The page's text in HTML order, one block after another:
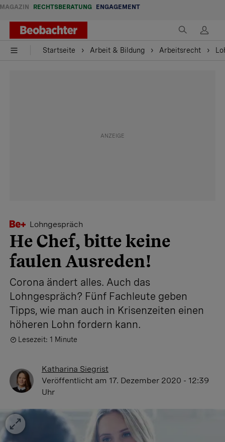
MAGAZIN RECHTSBERATUNG ENGAGEMENT
Startseite Arbeit & Bildung Arbeitsrecht
Lohngespräch
He Chef, bitte keine
faulen Ausreden!
Corona ändert alles. Auch das
Lohngespräch? Fünf Fachleute geben
Tipps, wie man auch in Krisenzeiten einen
höheren Lohn fordern kann.
Lesezeit: 1 Minute
Katharina Siegrist
Veröffentlicht am 17. Dezember 2020 - 12:39
Uhr